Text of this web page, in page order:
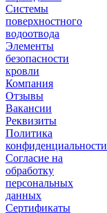
Системы
поверхностного
водоотвода
Элементы
безопасности
кровли
Компания
Отзывы
Вакансии
Реквизиты
Политика
конфиденциальности
Согласие на
обработку
персональных
данных
Сертификаты